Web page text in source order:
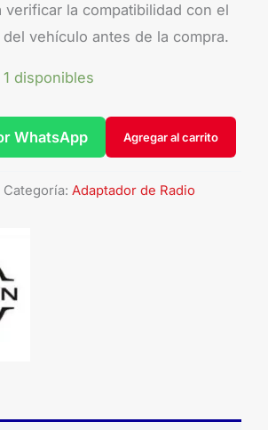
verificar la compatibilidad con el
vehículo antes de la compra.
1 disponibles
Agregar al carrito
WhatsApp
Categoría: Adaptador de Radio